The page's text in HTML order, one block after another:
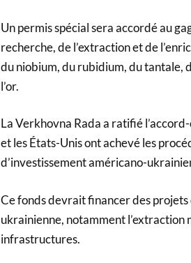
Un permis spécial sera accordé au
recherche, de l’extraction et de
du niobium, du rubidium, du tantale,
l’or.
La Verkhovna Rada a ratifié
et les États-Unis ont achevé les
d’investissement américano-
Ce fonds devrait financer des projets
ukrainienne, notamment
infrastructures.